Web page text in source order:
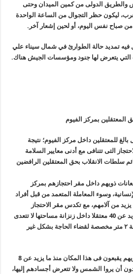
والطريق الدولى من كمين الميدان وحتى
ليكون حظر التجوال من الساعة الواحدة
صباح نفس اليوم، أو لحين إشعار آخر .
تمديد حالة الطوارئ في شمال سيناء علي
يتعرض لها جنود ومؤسسات الجيش هناك.
المعتقلين بمركز الفيوم
للمعتقلين داخل مركز الفيوم؛ نتيجة
التى تتنافى مع أدنى معايير السلامة
سلطات الانقلاب بحق المعتقلين الرافضين
ذويهم داخل مقر احتجازهم بمركز
وسوء المعاملة المتعمد من قبل أفراد
من آلامهم، مع تكدس مقر الاحتجاز
بالمعتقلين، حيث يتكدس ما يزيد عن 40 معتقلا داخل زنزانة مساحتها لا تتعدى
٣٣ متر مربع، من ضمنها مساحة ٢ متر مخصصة لقضاء الحاجة بشكل غير
وأضاف أهالى المعتقلين أن ذويهم يقبعون فى هذا المكان منذ ما يزيد عن 8
أن يروا الشمس ولا تتعرض أجسادهم إليها،